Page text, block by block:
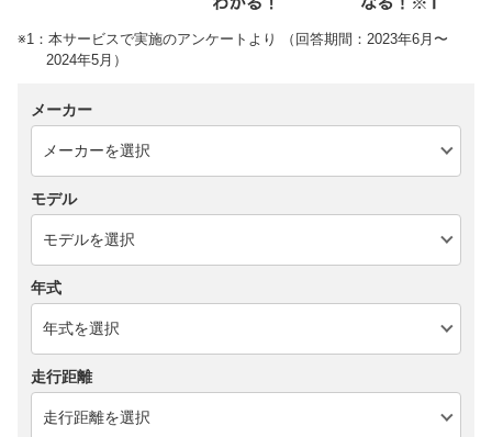
※1：本サービスで実施のアンケートより （回答期間：2023年6月〜
2024年5月）
メーカー
モデル
年式
走行距離